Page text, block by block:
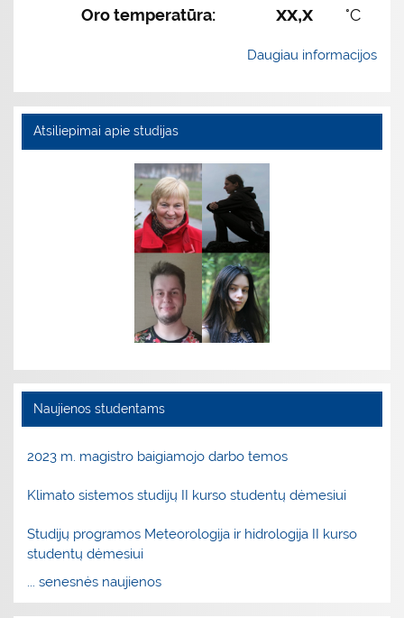
Oro temperatūra: xx,x °C
Daugiau informacijos
Atsiliepimai apie studijas
Naujienos studentams
2023 m. magistro baigiamojo darbo temos
Klimato sistemos studijų II kurso studentų dėmesiui
Studijų programos Meteorologija ir hidrologija II kurso
studentų dėmesiui
... senesnės naujienos